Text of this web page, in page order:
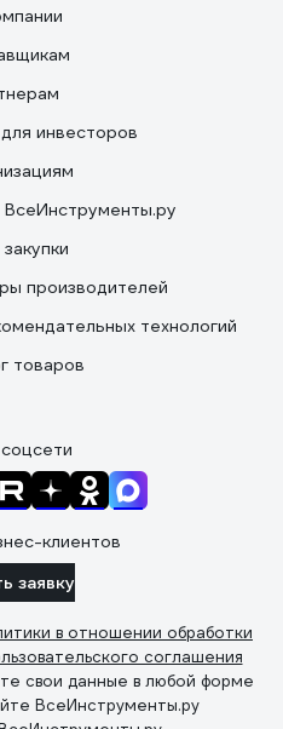
инвесторов
производителей
технологий
товаров
клиентов
заявку
в отношении обработки
соглашения
свои данные в любой форме
ВсеИнструменты.ру